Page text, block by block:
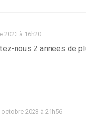
2023 à 16h20
nous 2 années de
octobre 2023 à 21h56